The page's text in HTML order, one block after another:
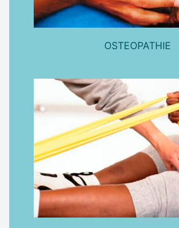
OSTEOPATHIE